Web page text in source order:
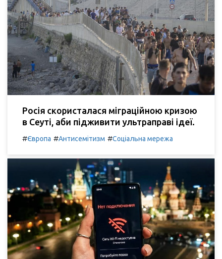
Росія скористалася міграційною кризою
в Сеуті, аби підживити ультраправі ідеї.
#Європа #Антисемітизм #Соціальна мережа